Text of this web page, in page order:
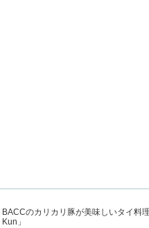
BACCのカリカリ豚が美味しいタイ料
Kun」